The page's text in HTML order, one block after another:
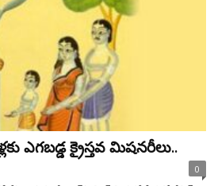
ఎగ‌బ‌డ్డ క్రైస్త‌వ మిష‌న‌రీలు..
0